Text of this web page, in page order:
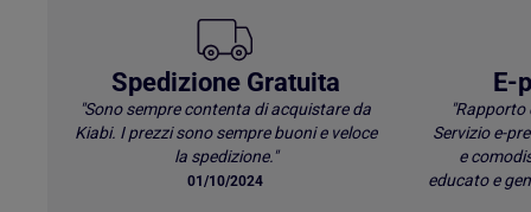
Spedizione Gratuita
"Sono sempre contenta di acquistare da
Kiabi. I prezzi sono sempre buoni e veloce
la spedizione."
01/10/2024
E-
Servizio e-
e
educato e